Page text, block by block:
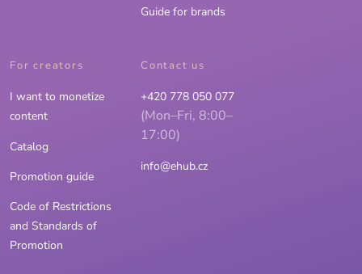
Guide for brands
For creators
I want to monetize
content
Catalog
Promotion guide
Code of Restrictions
and Standards of
Promotion
Contact us
+420 778 050 077
(Mon–Fri, 8:00–
17:00)
info@ehub.cz